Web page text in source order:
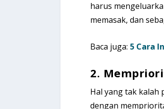
harus
memasak, dan
Baca juga: 5 Cara
2.
Hal yang tak kalah
dengan